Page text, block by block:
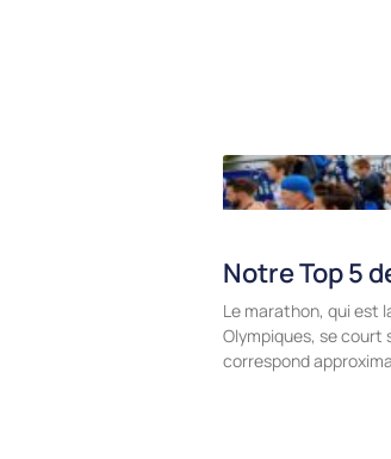
Notre Top 5
Le marathon, qui est
Olympiques, se court
correspond